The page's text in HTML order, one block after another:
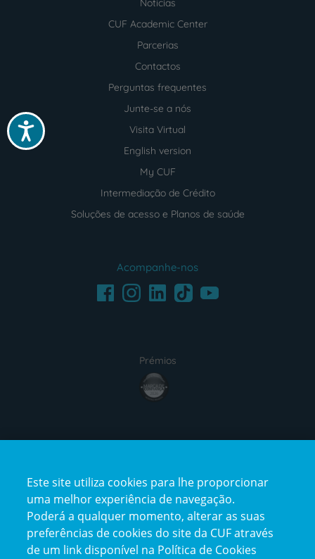
Acessibilidade
Notícias
CUF Academic Center
Parcerias
Contactos
Perguntas frequentes
Junte-se a nós
Visita Virtual
English version
My CUF
Intermediação de Crédito
Soluções de acesso e Planos de saúde
Acompanhe-nos
FacebookInstagramLinkedInTikTokYoutube
Prémios
award4
certification2certification3
Este site utiliza cookies para lhe proporcionar
uma melhor experiência de navegação.
Poderá a qualquer momento, alterar as suas
preferências de cookies do site da CUF através
de um link disponível na Política de Cookies